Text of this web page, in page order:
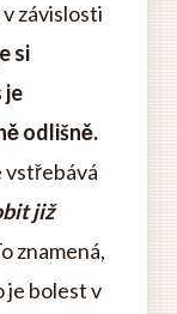
závislosti
si
je
odlišně.
vstřebává
již
znamená,
je bolest v